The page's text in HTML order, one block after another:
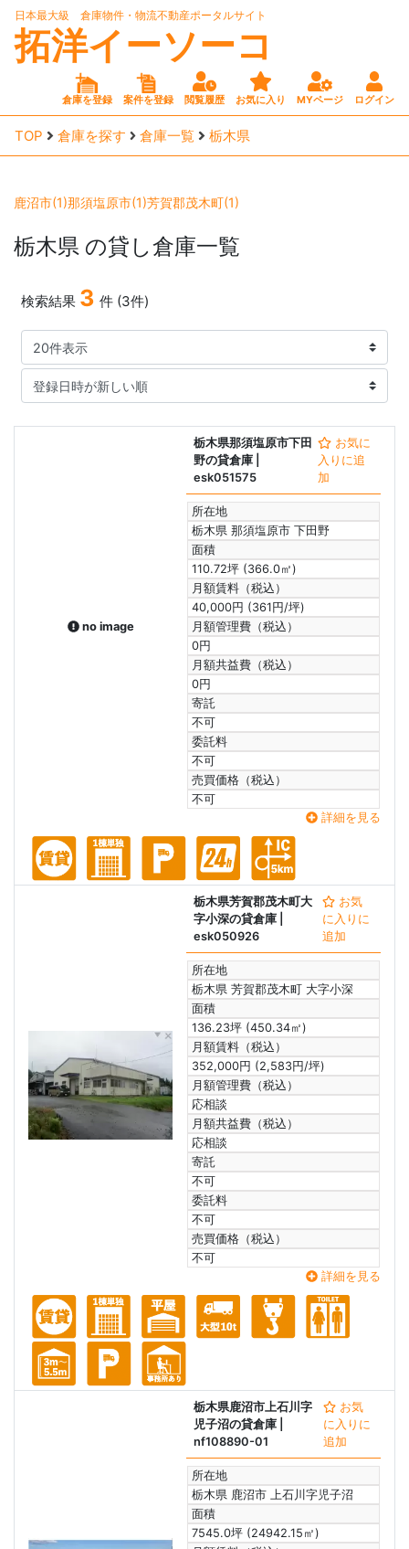
日本最大級 倉庫物件・物流不動産ポータルサイト
拓洋イーソーコ
倉庫を登録 案件を登録 閲覧履歴 お気に入り MYページ ログイン
TOP 倉庫を探す 倉庫一覧 栃木県
鹿沼市(1)那須塩原市(1)芳賀郡茂木町(1)
栃木県 の貸し倉庫一覧
検索結果 3 件 (3件)
no image
栃木県那須塩原市下田
野の貸倉庫
esk051575
お気に
入りに追
加
所在地
栃木県 那須塩原市 下田野
面積
110.72坪 (366.0㎡)
月額賃料（税込）
40,000円 (361円/坪)
月額管理費（税込）
0円
月額共益費（税込）
0円
寄託
不可
委託料
不可
売買価格（税込）
不可
詳細を見る
栃木県芳賀郡茂木町大
字小深の貸倉庫
esk050926
お気
に入りに
追加
所在地
栃木県 芳賀郡茂木町 大字小深
面積
136.23坪 (450.34㎡)
月額賃料（税込）
352,000円 (2,583円/坪)
月額管理費（税込）
応相談
月額共益費（税込）
応相談
寄託
不可
委託料
不可
売買価格（税込）
不可
詳細を見る
栃木県鹿沼市上石川字
児子沼の貸倉庫
nf108890-01
お気
に入りに
追加
所在地
栃木県 鹿沼市 上石川字児子沼
面積
7545.0坪 (24942.15㎡)